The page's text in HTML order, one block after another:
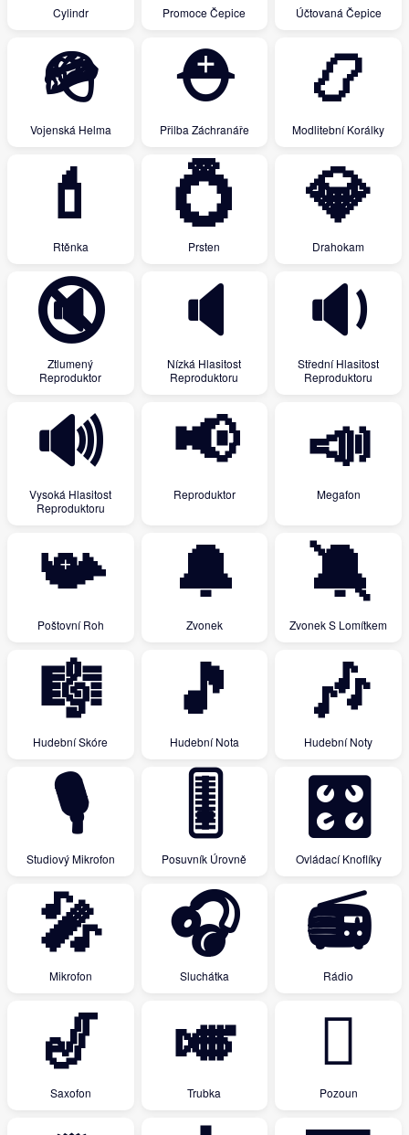
Cylindr Promoce Čepice Účtovaná Čepice
🪖
Vojenská Helma
⛑
Přilba Záchranáře
📿
Modlitební Korálky
💄
Rtěnka
💍
Prsten
💎
Drahokam
🔇
Ztlumený
Reproduktor
🔈
Nízká Hlasitost
Reproduktoru
🔉
Střední Hlasitost
Reproduktoru
🔊
Vysoká Hlasitost
Reproduktoru
📢
Reproduktor
📣
Megafon
📯
Poštovní Roh
🔔
Zvonek
🔕
Zvonek S Lomítkem
🎼
Hudební Skóre
🎵
Hudební Nota
🎶
Hudební Noty
🎙
Studiový Mikrofon
🎚
Posuvník Úrovně
🎛
Ovládací Knoflíky
🎤
Mikrofon
🎧
Sluchátka
📻
Rádio
🎷
Saxofon
🎺
Trubka
🪊
Pozoun